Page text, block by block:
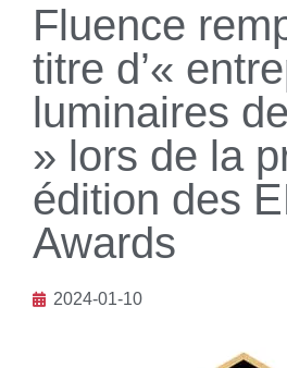
Fluence
titre d’«
luminaires
» lors de la
édition des
Awards
2024-01-10